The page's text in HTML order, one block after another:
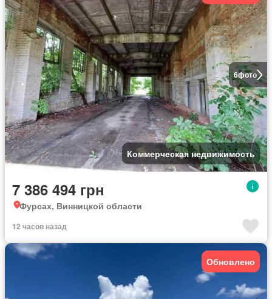
6фото
Коммерческая недвижимость
7 386 494 грн
Фурсах, Винницкой области
12 часов назад
Обновлено